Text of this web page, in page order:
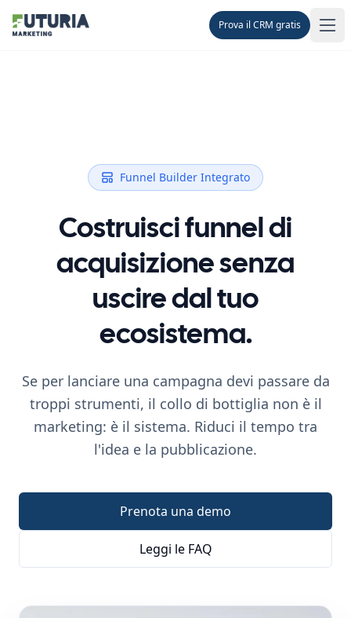
Prova il CRM gratis
Funnel Builder Integrato
Costruisci funnel di
acquisizione senza
uscire dal tuo
ecosistema.
Se per lanciare una campagna devi passare da
troppi strumenti, il collo di bottiglia non è il
marketing: è il sistema. Riduci il tempo tra
l'idea e la pubblicazione.
Prenota una demo
Leggi le FAQ